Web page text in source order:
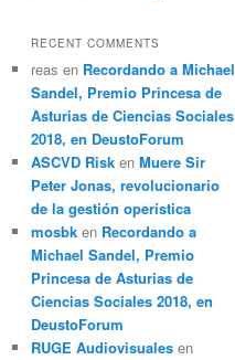
RECENT COMMENTS
reas en Recordando a Michael
Sandel, Premio Princesa de
Asturias de Ciencias Sociales
2018, en DeustoForum
ASCVD Risk en Muere Sir
Peter Jonas, revolucionario
de la gestión operística
mosbk en Recordando a
Michael Sandel, Premio
Princesa de Asturias de
Ciencias Sociales 2018, en
DeustoForum
RUGE Audiovisuales en